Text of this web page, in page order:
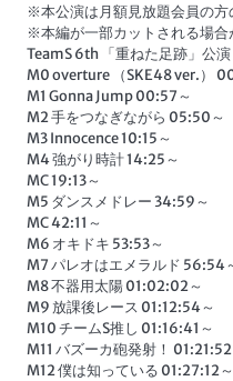
※本公演は月額見放題会員の方
※本編が一部カットされる場合
TeamS 6th 「重ねた足跡」公演
M0 overture （SKE48 ver.）
M1 Gonna Jump 00:57～
M2 手をつなぎながら 05:50～
M3 Innocence 10:15～
M4 強がり時計 14:25～
MC 19:13～
M5 ダンスメドレー 34:59～
MC 42:11～
M6 オキドキ 53:53～
M7 パレオはエメラルド 56:54
M8 不器用太陽 01:02:02～
M9 放課後レース 01:12:54～
M10 チームS推し 01:16:41～
M11 バズーカ砲発射！ 01:21:52
M12 僕は知っている 01:27:12～